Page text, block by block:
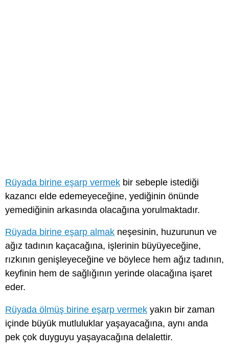
Rüyada birine eşarp vermek bir sebeple istediği
kazancı elde edemeyeceğine, yediğinin önünde
yemediğinin arkasında olacağına yorulmaktadır.
Rüyada birine eşarp almak neşesinin, huzurunun ve
ağız tadının kaçacağına, işlerinin büyüyeceğine,
rızkının genişleyeceğine ve böylece hem ağız tadının,
keyfinin hem de sağlığının yerinde olacağına işaret
eder.
Rüyada ölmüş birine eşarp vermek yakın bir zaman
içinde büyük mutluluklar yaşayacağına, aynı anda
pek çok duyguyu yaşayacağına delalettir.